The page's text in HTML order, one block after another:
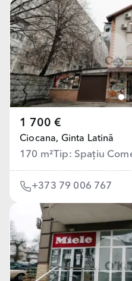
1 700 €
Ciocana, Ginta Latină
170 m²Tip: Spațiu
+373 79 006 767